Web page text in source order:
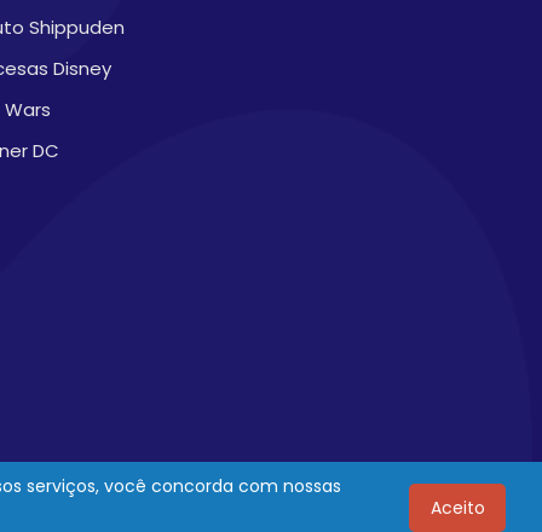
Shippuden
Disney
DC
serviços, você concorda com nossas
Aceito